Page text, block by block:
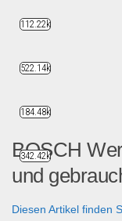
BOSCH
und
Diesen Artikel finden
112.22k
522.14k
184.48k
342.42k